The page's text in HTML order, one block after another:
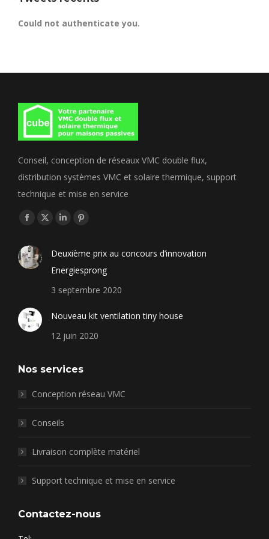
Could not authenticate you.
Conseil, conception de réseaux VMC double flux,
distribution systèmes VMC et solaire thermique, support
technique et mise en service
Trouvez nous sur :
Facebook
opens
in
X
opens
new
LinkedIn
opens
in
new
Pinterest
opens
in
new
Deuxième prix au concours d’innovation
Energiesprong
3 septembre 2020
Nouveau kit ventilation tiny house
12 juin 2020
Nos services
Conception réseau VMC
Conseils
Livraison complète matériel
Support technique et mise en service
Contactez-nous